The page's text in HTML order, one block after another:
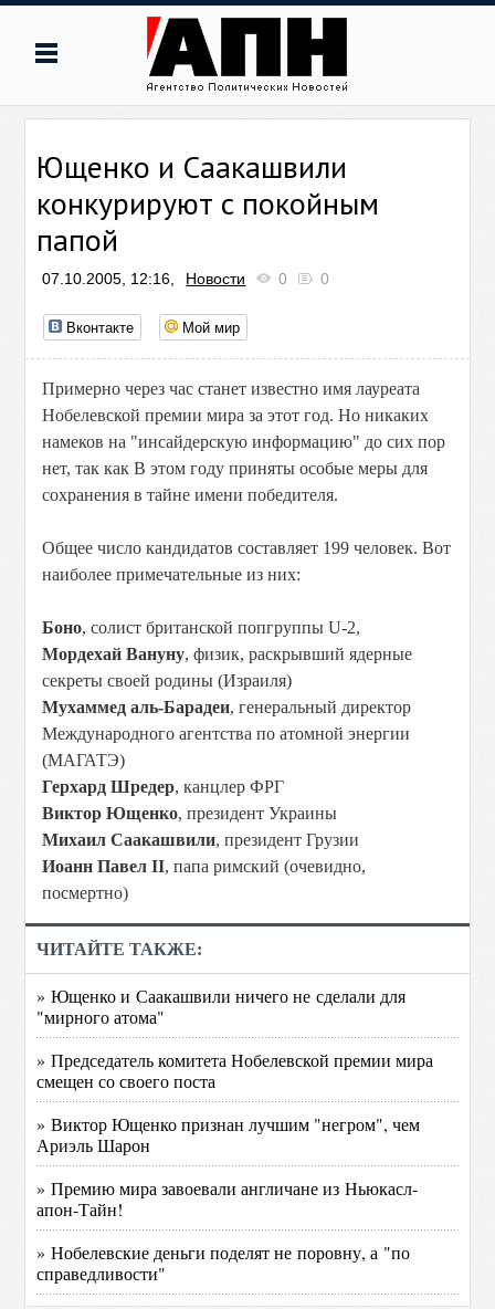
Ющенко и Саакашвили
конкурируют с покойным
папой
07.10.2005, 12:16, Новости 0 0
Вконтакте Мой мир
Примерно через час станет известно имя лауреата
Нобелевской премии мира за этот год. Но никаких
намеков на "инсайдерскую информацию" до сих пор
нет, так как В этом году приняты особые меры для
сохранения в тайне имени победителя.
Общее число кандидатов составляет 199 человек. Вот
наиболее примечательные из них:
Боно, солист британской попгруппы U-2,
Мордехай Вануну, физик, раскрывший ядерные
секреты своей родины (Израиля)
Мухаммед аль-Барадеи, генеральный директор
Международного агентства по атомной энергии
(МАГАТЭ)
Герхард Шредер, канцлер ФРГ
Виктор Ющенко, президент Украины
Михаил Саакашвили, президент Грузии
Иоанн Павел II, папа римский (очевидно,
посмертно)
ЧИТАЙТЕ ТАКЖЕ:
» Ющенко и Саакашвили ничего не сделали для
"мирного атома"
» Председатель комитета Нобелевской премии мира
смещен со своего поста
» Виктор Ющенко признан лучшим "негром", чем
Ариэль Шарон
» Премию мира завоевали англичане из Ньюкасл-
апон-Тайн!
» Нобелевские деньги поделят не поровну, а "по
справедливости"